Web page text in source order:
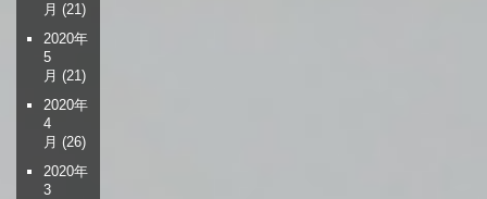
月 (21)
2020年
5
月 (21)
2020年
4
月 (26)
2020年
3